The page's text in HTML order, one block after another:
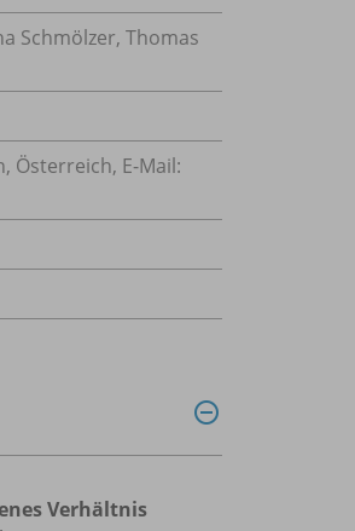
Schmölzer, Thomas
Österreich, E-Mail:
Verhältnis